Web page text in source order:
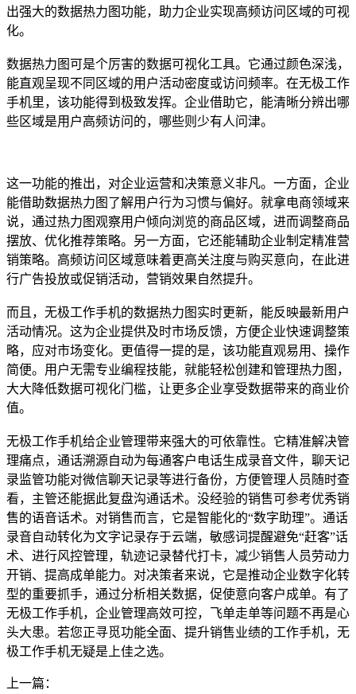
出强大的数据热力图功能，助力企业实现高频访问区域的可视
化。
数据热力图可是个厉害的数据可视化工具。它通过颜色深浅，
能直观呈现不同区域的用户活动密度或访问频率。在无极工作
手机里，该功能得到极致发挥。企业借助它，能清晰分辨出哪
些区域是用户高频访问的，哪些则少有人问津。
这一功能的推出，对企业运营和决策意义非凡。一方面，企业
能借助数据热力图了解用户行为习惯与偏好。就拿电商领域来
说，通过热力图观察用户倾向浏览的商品区域，进而调整商品
摆放、优化推荐策略。另一方面，它还能辅助企业制定精准营
销策略。高频访问区域意味着更高关注度与购买意向，在此进
行广告投放或促销活动，营销效果自然提升。
而且，无极工作手机的数据热力图实时更新，能反映最新用户
活动情况。这为企业提供及时市场反馈，方便企业快速调整策
略，应对市场变化。更值得一提的是，该功能直观易用、操作
简便。用户无需专业编程技能，就能轻松创建和管理热力图，
大大降低数据可视化门槛，让更多企业享受数据带来的商业价
值。
无极工作手机给企业管理带来强大的可依靠性。它精准解决管
理痛点，通话溯源自动为每通客户电话生成录音文件，聊天记
录监管功能对微信聊天记录等进行备份，方便管理人员随时查
看，主管还能据此复盘沟通话术。没经验的销售可参考优秀销
售的语音话术。对销售而言，它是智能化的“数字助理”。通话
录音自动转化为文字记录存于云端，敏感词提醒避免“赶客”话
术、进行风控管理，轨迹记录替代打卡，减少销售人员劳动力
开销、提高成单能力。对决策者来说，它是推动企业数字化转
型的重要抓手，通过分析相关数据，促使意向客户成单。有了
无极工作手机，企业管理高效可控，飞单走单等问题不再是心
头大患。若您正寻觅功能全面、提升销售业绩的工作手机，无
极工作手机无疑是上佳之选。
上一篇：